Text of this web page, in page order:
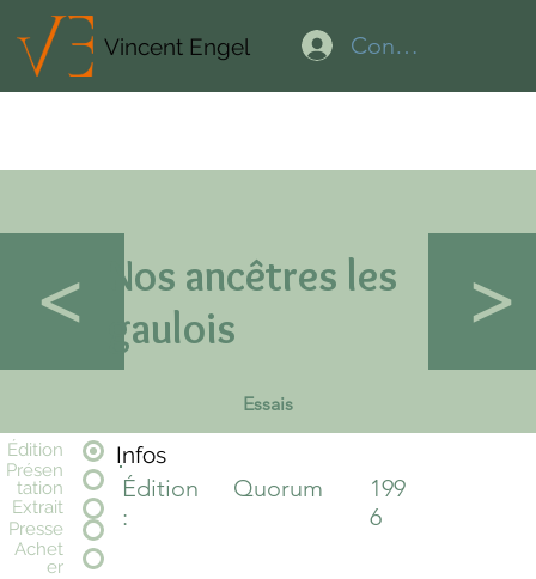
Connexion
Vincent Engel
>
<
Nos ancêtres les
gaulois
Essais
Infos
Édition
:
Quorum
199
6
Édition
Présen
tation
Extrait
Presse
Achet
er